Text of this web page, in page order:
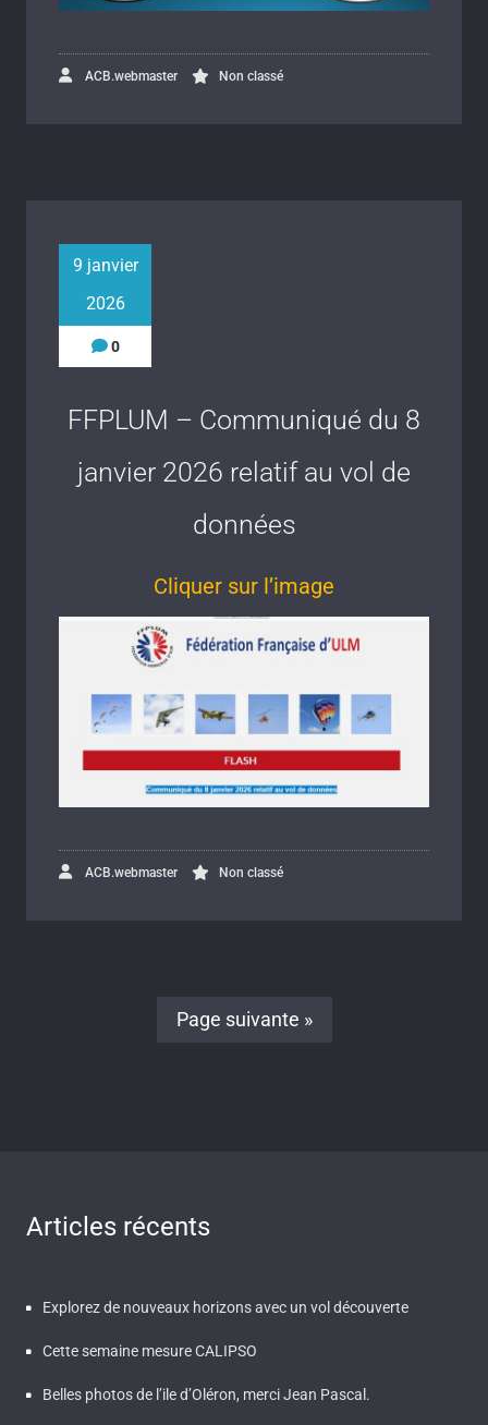
ACB.webmaster Non classé
9 janvier
2026
0
FFPLUM – Communiqué du 8
janvier 2026 relatif au vol de
données
Cliquer sur l’image
ACB.webmaster Non classé
Page suivante »
Articles récents
Explorez de nouveaux horizons avec un vol découverte
Cette semaine mesure CALIPSO
Belles photos de l’ile d’Oléron, merci Jean Pascal.